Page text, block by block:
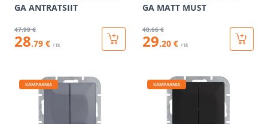
GA ANTRATSIIT
47.99 €
28.79 € / tk
GA MATT MUST
48.66 €
29.20 € / tk
KAMPAANIA KAMPAANIA